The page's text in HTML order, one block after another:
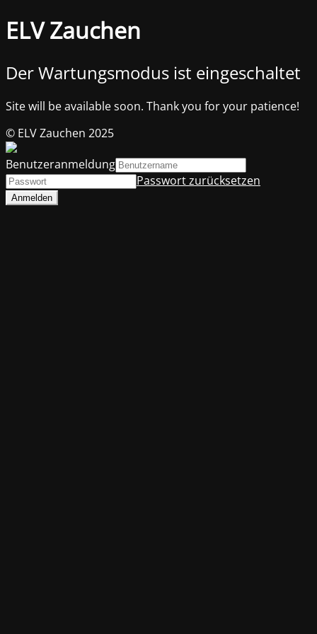
ELV Zauchen
Der Wartungsmodus ist eingeschaltet
Site will be available soon. Thank you for your patience!
© ELV Zauchen 2025
Benutzeranmeldung
Passwort zurücksetzen